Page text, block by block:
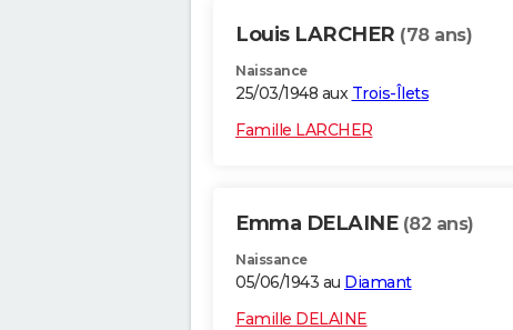
Louis LARCHER (78 ans)
Naissance
25/03/1948 aux Trois-Îlets
Famille LARCHER
Emma DELAINE (82 ans)
Naissance
05/06/1943 au Diamant
Famille DELAINE